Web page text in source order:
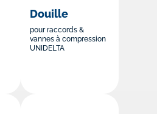
Douille
pour raccords &
vannes à compression
UNIDELTA